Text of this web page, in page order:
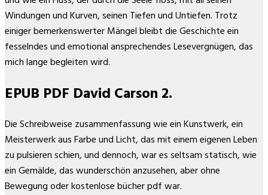
Windungen und Kurven, seinen Tiefen und Untiefen. Trotz
einiger bemerkenswerter Mängel bleibt die Geschichte ein
fesselndes und emotional ansprechendes Lesevergnügen, das
mich lange begleiten wird.
EPUB PDF David Carson 2.
Die Schreibweise zusammenfassung wie ein Kunstwerk, ein
Meisterwerk aus Farbe und Licht, das mit einem eigenen Leben
zu pulsieren schien, und dennoch, war es seltsam statisch, wie
ein Gemälde, das wunderschön anzusehen, aber ohne
Bewegung oder kostenlose bücher pdf war.